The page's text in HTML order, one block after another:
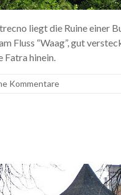
liegt die Ruine einer
Fluss “Waag”, gut
Fatra hinein.
Kommentare